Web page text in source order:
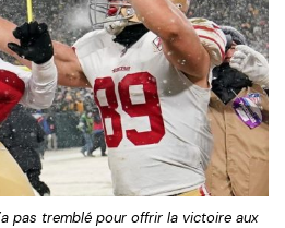
pas tremblé pour offrir la victoire aux